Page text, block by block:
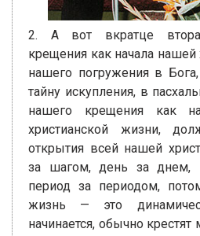
2. А вот вкратце
крещения как начала нашей
нашего погружения в
тайну искупления, в
нашего крещения как
христианской жизни,
открытия всей нашей
за шагом, день за днем,
период за периодом,
жизнь — это
начинается, обычно